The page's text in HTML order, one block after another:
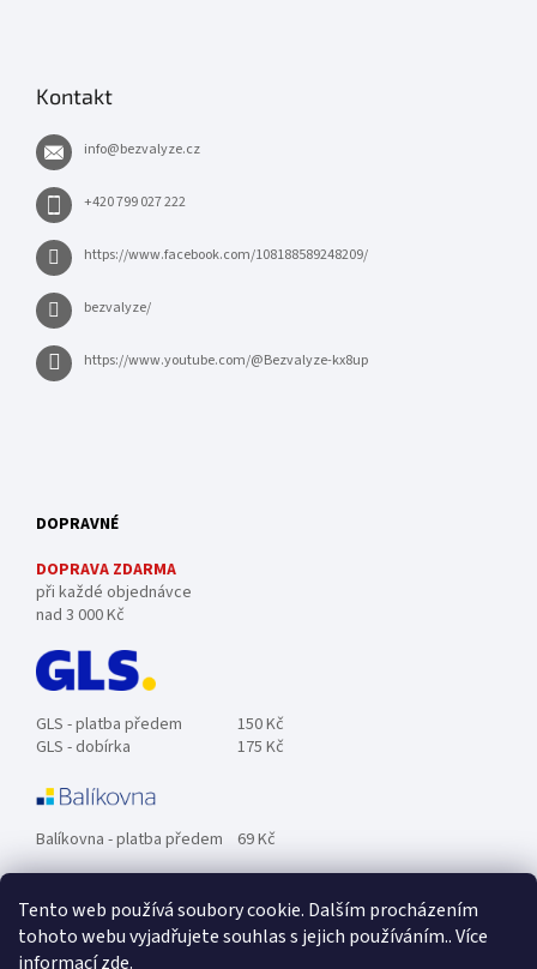
Tento web používá soubory cookie. Dalším procházením
tohoto webu vyjadřujete souhlas s jejich používáním.. Více
informacízde.
Kontakt
info@bezvalyze.cz
+420 799 027 222
https://www.facebook.com/108188589248209/
bezvalyze/
https://www.youtube.com/@Bezvalyze-kx8up
DOPRAVNÉ
DOPRAVA ZDARMA
při každé objednávce
nad 3 000 Kč
GLS - platba předem
150 Kč
GLS - dobírka
175 Kč
Balíkovna - platba předem 69 Kč
Zásilkovna - platba předem 89 Kč